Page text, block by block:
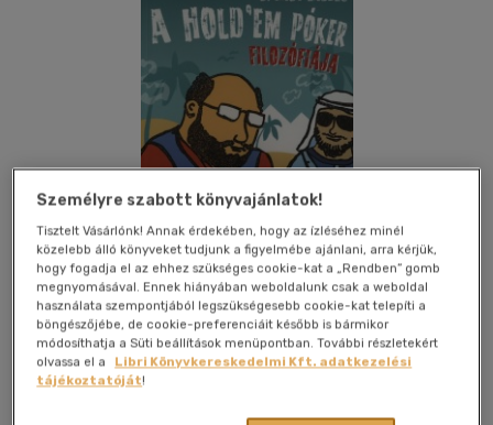
Kívánságlistához adom Megosztom
Személyre szabott könyvajánlatok!
Tisztelt Vásárlónk! Annak érdekében, hogy az ízléséhez minél
közelebb álló könyveket tudjunk a figyelmébe ajánlani, arra kérjük,
hogy fogadja el az ehhez szükséges cookie-kat a „Rendben” gomb
megnyomásával. Ennek hiányában weboldalunk csak a weboldal
használata szempontjából legszükségesebb cookie-kat telepíti a
böngészőjébe, de cookie-preferenciáit később is bármikor
módosíthatja a Süti beállítások menüpontban. További részletekért
olvassa el a
Libri Könyvkereskedelmi Kft. adatkezelési
tájékoztatóját!